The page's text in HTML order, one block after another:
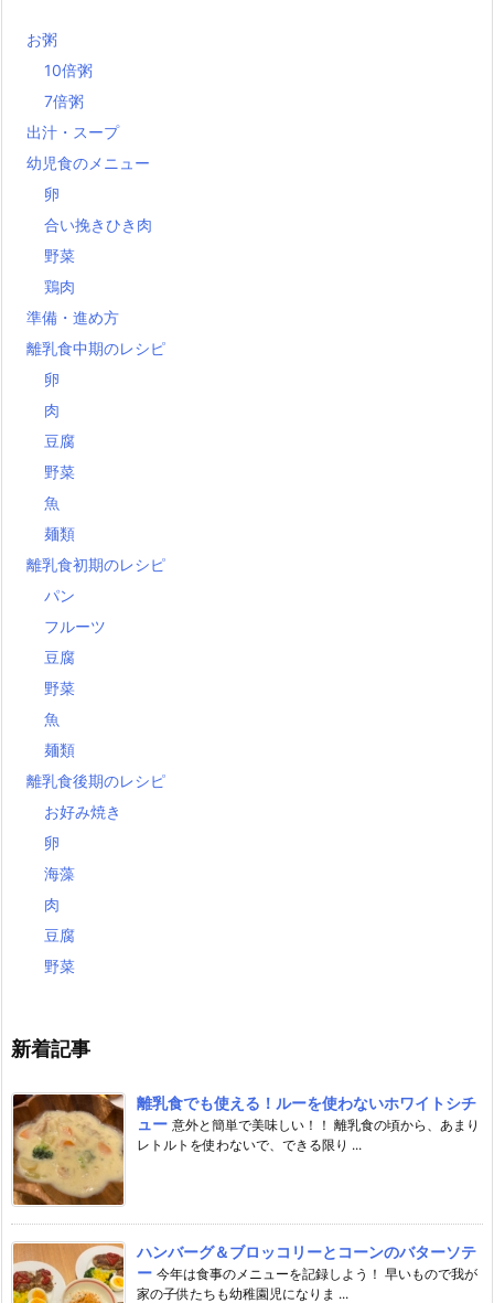
お粥
10倍粥
7倍粥
出汁・スープ
幼児食のメニュー
卵
合い挽きひき肉
野菜
鶏肉
準備・進め方
離乳食中期のレシピ
卵
肉
豆腐
野菜
魚
麺類
離乳食初期のレシピ
パン
フルーツ
豆腐
野菜
魚
麺類
離乳食後期のレシピ
お好み焼き
卵
海藻
肉
豆腐
野菜
新着記事
離乳食でも使える！ルーを使わないホワイトシチ
ュー 意外と簡単で美味しい！！ 離乳食の頃から、あまり
レトルトを使わないで、できる限り ...
ハンバーグ＆ブロッコリーとコーンのバターソテ
ー 今年は食事のメニューを記録しよう！ 早いもので我が
家の子供たちも幼稚園児になりま ...